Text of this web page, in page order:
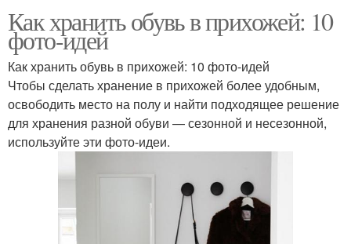
Изделия для обуви
Как хранить обувь в прихожей: 10
фото-идей
Как хранить обувь в прихожей: 10 фото-идей
Чтобы сделать хранение в прихожей более удобным,
освободить место на полу и найти подходящее решение
для хранения разной обуви — сезонной и несезонной,
используйте эти фото-идеи.